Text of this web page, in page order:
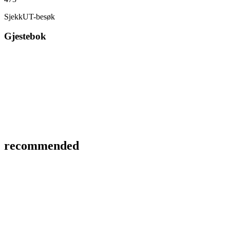
SjekkUT-besøk
Gjestebok
recommended